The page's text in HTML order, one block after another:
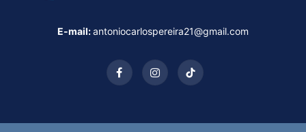
E-mail:antoniocarlospereira21@gmail.com
FacebookInstagramTikTok